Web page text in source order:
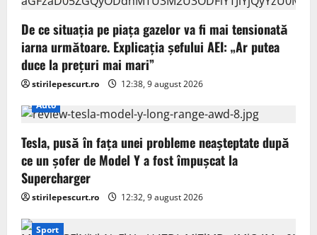
De ce situaţia pe piaţa gazelor va fi mai tensionată
iarna următoare. Explicația șefului AEI: „Ar putea
duce la preţuri mai mari”
stirilepescurt.ro
12:38, 9 august 2026
Auto
Tesla, pusă în fața unei probleme neașteptate după
ce un șofer de Model Y a fost împușcat la
Supercharger
stirilepescurt.ro 12:32, 9 august 2026
Sport